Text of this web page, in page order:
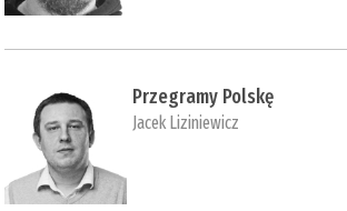
Przegramy Polskę
Jacek Liziniewicz